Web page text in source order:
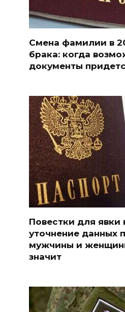
Смена фамилии в
брака: когда
документы
Повестки для явки
уточнение данных
мужчины и
значит